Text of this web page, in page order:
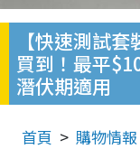
【快速測試
買到！最平
潛伏期適用
首頁 購物情報